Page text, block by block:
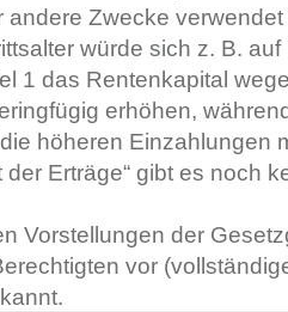
andere Zwecke
würde sich z. B.
1 das Rentenkapital
erhöhen,
höheren Einzahlungen
der Erträge“ gibt es noch
Vorstellungen der
vor